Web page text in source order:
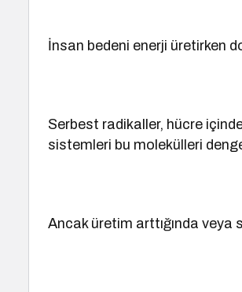
İnsan bedeni enerji üretirken
Serbest radikaller, hücre
sistemleri bu molekülleri
Ancak üretim arttığında veya